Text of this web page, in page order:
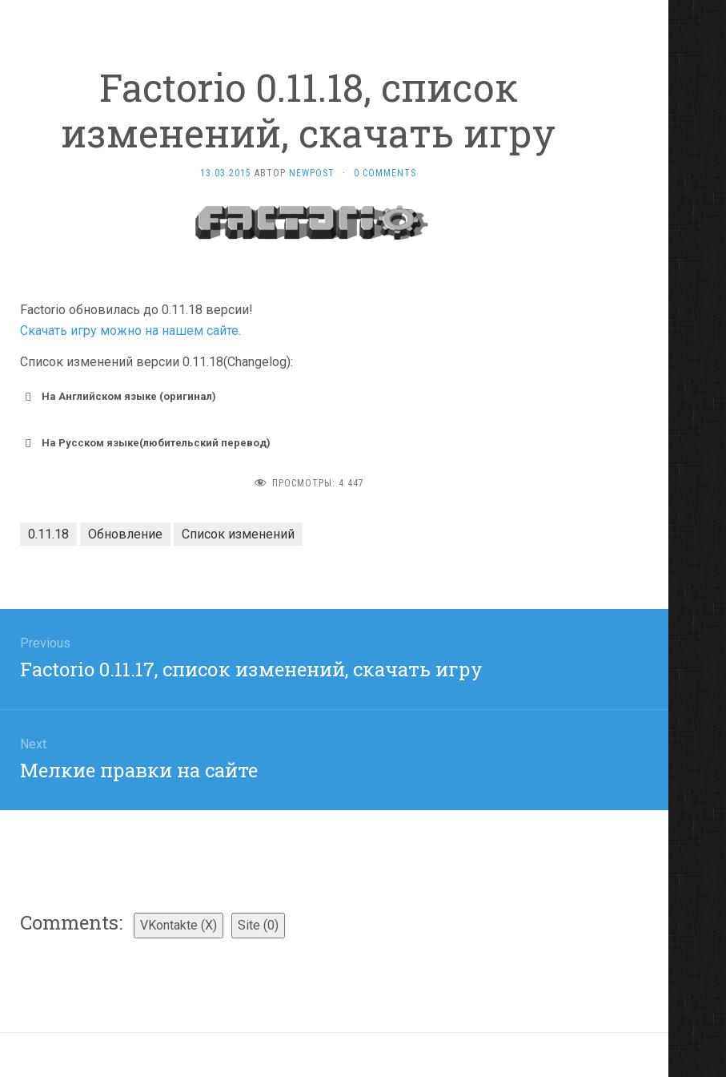
Factorio 0.11.18, список
изменений, скачать игру
13.03.2015 АВТОР NEWPOST · 0 COMMENTS
Factorio обновилась до 0.11.18 версии!
Скачать игру можно на нашем сайте.
Список изменений версии 0.11.18(Changelog):
На Английском языке (оригинал)
viewtopic.php?t=8997
На Русском языке(любительский перевод)
ПРОСМОТРЫ: 4 447
0.11.18 Обновление Список изменений
Previous
Previous
Factorio 0.11.17, список изменений, скачать игру
Next
Next
Мелкие правки на сайте
Comments: VKontakte (X) Site (0)